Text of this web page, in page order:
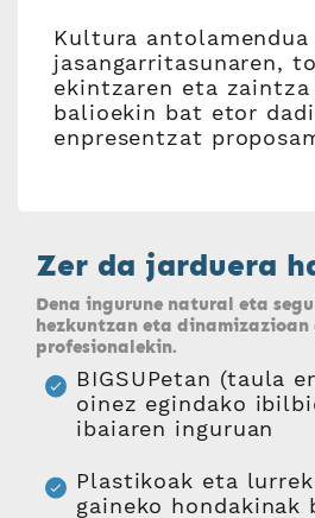
Kultura antolamendua
jasangarritasunaren,
ekintzaren eta
balioekin bat etor
enpresentzat
Zer da jarduera
Dena ingurune natural eta
hezkuntzan eta
profesionalekin.
BIGSUPetan (taula
oinez egindako
ibaiaren inguruan
Plastikoak eta
gaineko hondakinak